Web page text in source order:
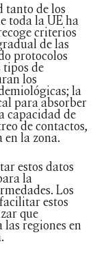
tanto de los
toda la UE ha
criterios
de las
protocolos
tipos de
los
la
para absorber
capacidad de
de contactos,
la zona.
estos datos
la
Los
estos
que
regiones en